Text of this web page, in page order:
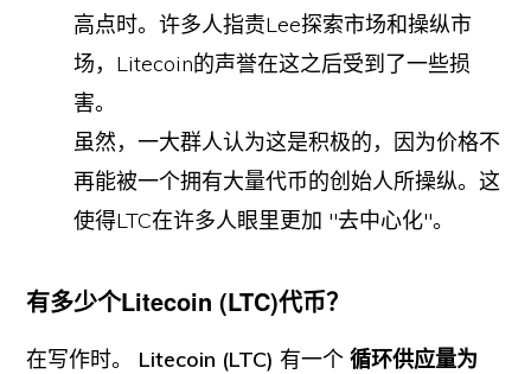
高点时。许多人指责Lee探索市场和操纵市
场，Litecoin的声誉在这之后受到了一些损
害。
虽然，一大群人认为这是积极的，因为价格不
再能被一个拥有大量代币的创始人所操纵。这
使得LTC在许多人眼里更加 "去中心化"。
有多少个Litecoin (LTC)代币？
在写作时。 Litecoin (LTC) 有一个循环供应量为